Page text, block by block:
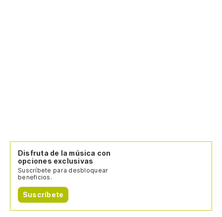
Disfruta de la música con
opciones exclusivas
Suscríbete para desbloquear
beneficios.
Suscríbete